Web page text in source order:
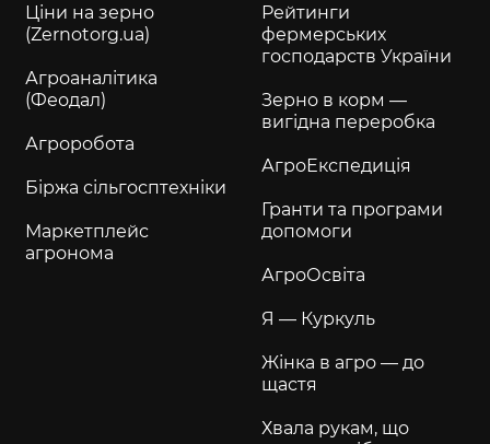
Ціни на зерно
(Zernotorg.ua)
Агроаналітика
(Феодал)
Агроробота
Біржа сільгосптехніки
Маркетплейс
агронома
Рейтинги
фермерських
господарств України
Зерно в корм —
вигідна переробка
АгроЕкспедиція
Гранти та програми
допомоги
АгроОсвіта
Я — Куркуль
Жінка в агро — до
щастя
Хвала рукам, що